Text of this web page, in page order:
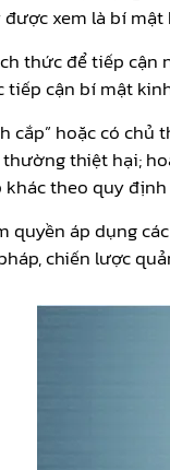
xem là bí mật
thức để tiếp
cận bí mật
cắp” hoặc có
thiệt hại;
theo quy
quyền áp dụng
chiến lược